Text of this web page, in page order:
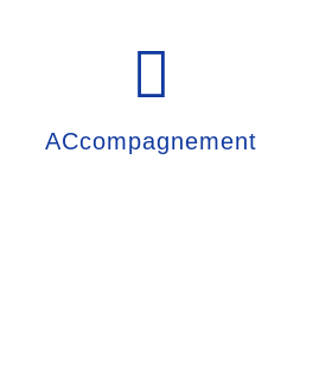
ACcompagnement